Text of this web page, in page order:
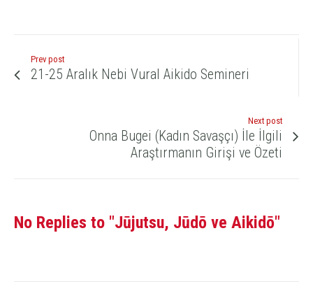
Prev post
21-25 Aralık Nebi Vural Aikido Semineri
Next post
Onna Bugei (Kadın Savaşçı) İle İlgili
Araştırmanın Girişi ve Özeti
No Replies to "Jūjutsu, Jūdō ve Aikidō"